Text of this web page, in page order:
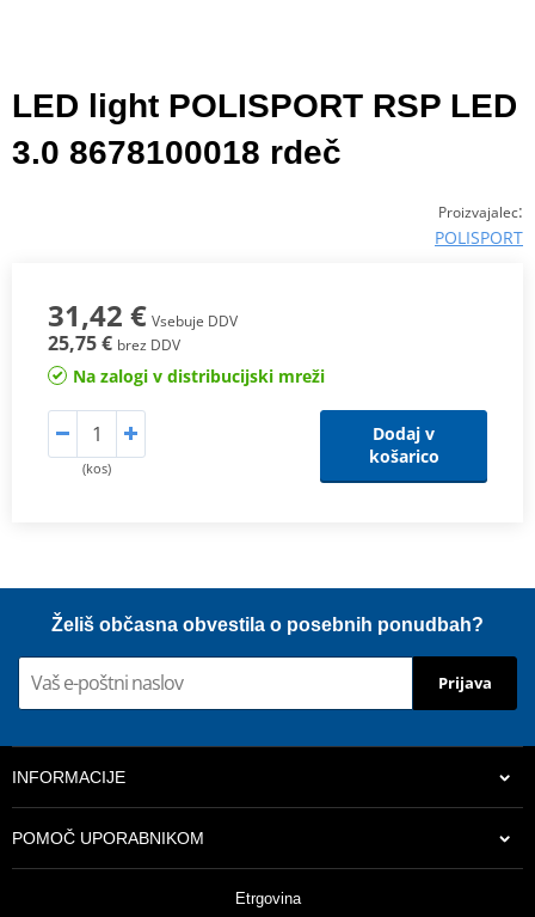
LED light POLISPORT RSP LED
3.0 8678100018 rdeč
Proizvajalec:
POLISPORT
31,42 € Vsebuje DDV
25,75 € brez DDV
Na zalogi v distribucijski mreži
(kos)
Dodaj v
košarico
Želiš občasna obvestila o posebnih ponudbah?
Prijava
INFORMACIJE
POMOČ UPORABNIKOM
Etrgovina